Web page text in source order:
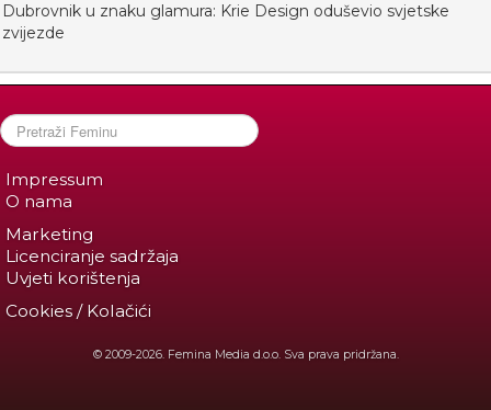
Dubrovnik u znaku glamura: Krie Design oduševio svjetske
zvijezde
Impressum
O nama
Marketing
Licenciranje sadržaja
Uvjeti korištenja
Cookies / Kolačići
© 2009-2026. Femina Media d.o.o. Sva prava pridržana.